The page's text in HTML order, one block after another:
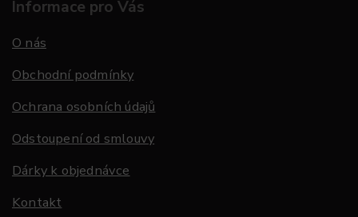
Informace pro Vás
O nás
Obchodní podmínky
Ochrana osobních údajů
Odstoupení od smlouvy
Dárky k objednávce
Kontakt